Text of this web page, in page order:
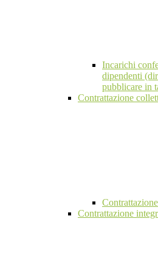
Incarichi
dipendenti
pubblicare in
Contrattazione
Contrattazione